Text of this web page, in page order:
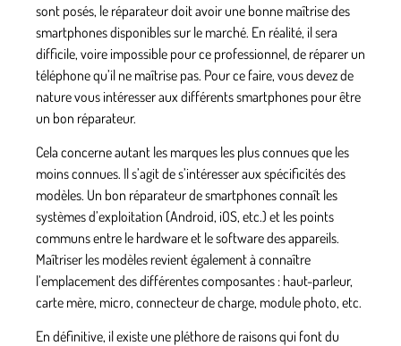
sont posés, le réparateur doit avoir une bonne maîtrise des
smartphones disponibles sur le marché. En réalité, il sera
difficile, voire impossible pour ce professionnel, de réparer un
téléphone qu’il ne maîtrise pas. Pour ce faire, vous devez de
nature vous intéresser aux différents smartphones pour être
un bon réparateur.
Cela concerne autant les marques les plus connues que les
moins connues. Il s’agit de s’intéresser aux spécificités des
modèles. Un bon réparateur de smartphones connaît les
systèmes d’exploitation (Android, iOS, etc.) et les points
communs entre le hardware et le softwaredes appareils.
Maîtriser les modèles revient également à connaître
l’emplacement des différentes composantes : haut-parleur,
carte mère, micro, connecteur de charge, module photo, etc.
En définitive, il existe une pléthore de raisons qui font du